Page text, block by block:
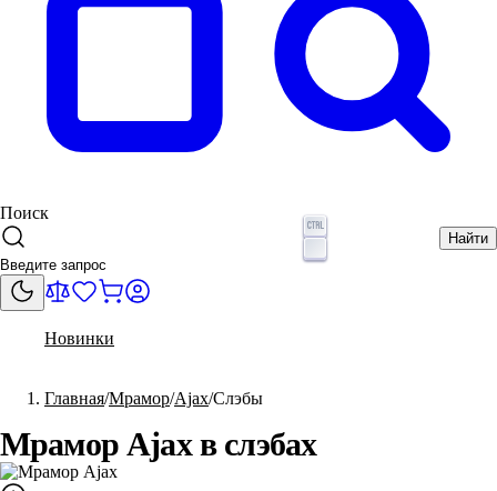
Поиск
Найти
Новинки
Главная Мрамор Ajax Слэбы
Мрамор Ajax в слэбах